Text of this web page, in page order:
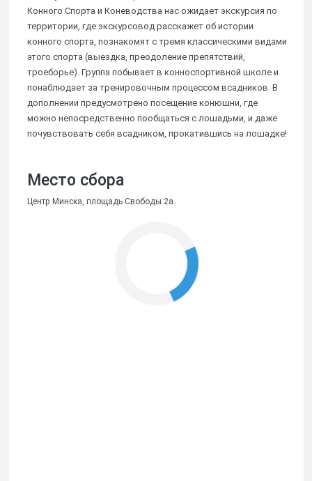
Конного Спорта и Коневодства нас ожидает экскурсия по
территории, где экскурсовод расскажет об истории
конного спорта, познакомят с тремя классическими видами
этого спорта (выездка, преодоление препятствий,
троеборье). Группа побывает в конноспортивной школе и
понаблюдает за тренировочным процессом всадников. В
дополнении предусмотрено посещение конюшни, где
можно непосредственно пообщаться с лошадьми, и даже
почувствовать себя всадником, прокатившись на лошадке!
Место сбора
Центр Минска, площадь Свободы 2a.